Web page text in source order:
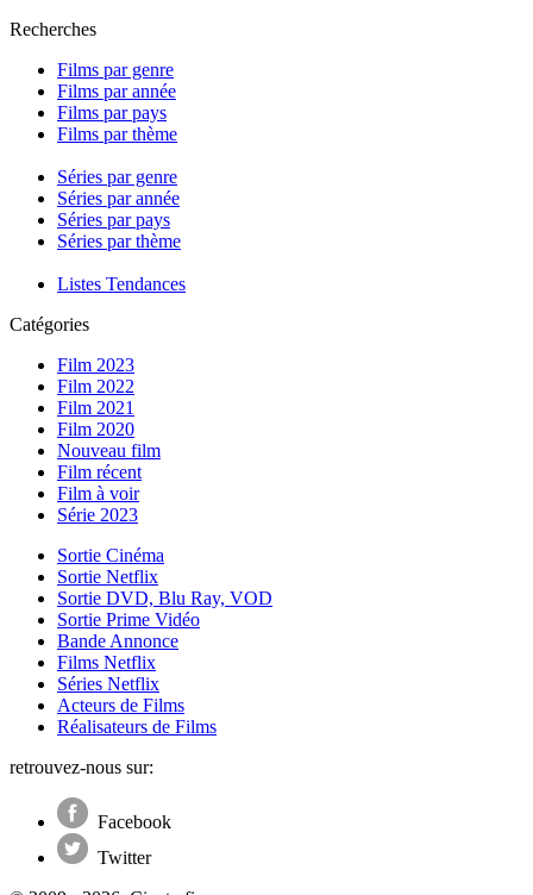
Recherches
Films par genre
Films par année
Films par pays
Films par thème
Séries par genre
Séries par année
Séries par pays
Séries par thème
Listes Tendances
Catégories
Film 2023
Film 2022
Film 2021
Film 2020
Nouveau film
Film récent
Film à voir
Série 2023
Sortie Cinéma
Sortie Netflix
Sortie DVD, Blu Ray, VOD
Sortie Prime Vidéo
Bande Annonce
Films Netflix
Séries Netflix
Acteurs de Films
Réalisateurs de Films
retrouvez-nous sur:
Facebook
Twitter